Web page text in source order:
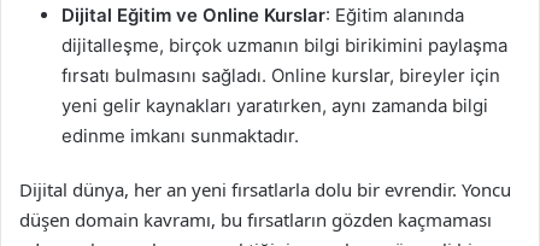
Dijital Eğitim ve Online Kurslar: Eğitim alanında
dijitalleşme, birçok uzmanın bilgi birikimini paylaşma
fırsatı bulmasını sağladı. Online kurslar, bireyler için
yeni gelir kaynakları yaratırken, aynı zamanda bilgi
edinme imkanı sunmaktadır.
Dijital dünya, her an yeni fırsatlarla dolu bir evrendir. Yoncu
düşen domain kavramı, bu fırsatların gözden kaçmaması